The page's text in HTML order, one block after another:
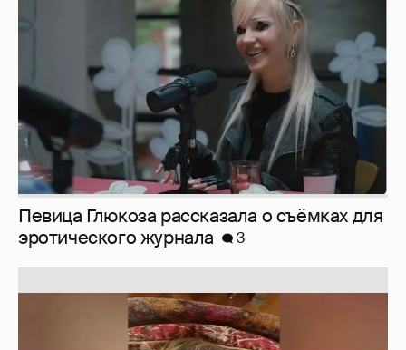
эротического журнала
3
Юлия Высоцкая выложила селфи без